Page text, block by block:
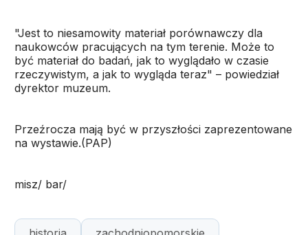
"Jest to niesamowity materiał porównawczy dla
naukowców pracujących na tym terenie. Może to
być materiał do badań, jak to wyglądało w czasie
rzeczywistym, a jak to wygląda teraz" – powiedział
dyrektor muzeum.
Przeźrocza mają być w przyszłości zaprezentowane
na wystawie.(PAP)
misz/ bar/